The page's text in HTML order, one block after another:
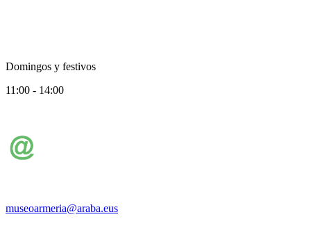
Domingos y festivos
11:00 - 14:00
museoarmeria@araba.eus